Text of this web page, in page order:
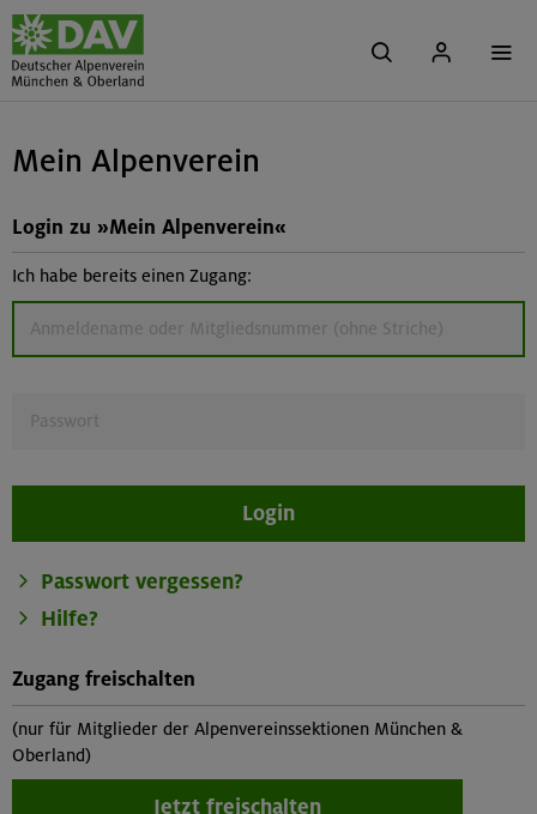
Mein Alpenverein
Login zu »Mein Alpenverein«
Ich habe bereits einen Zugang:
Login
Passwort vergessen?
Hilfe?
Zugang freischalten
(nur für Mitglieder der Alpenvereinssektionen München &
Oberland)
Jetzt freischalten